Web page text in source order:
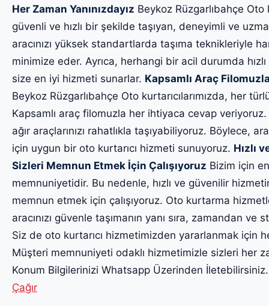
Her Zaman Yanınızdayız Beykoz Rüzgarlıbahçe Oto
güvenli ve hızlı bir şekilde taşıyan, deneyimli ve
aracınızı yüksek standartlarda taşıma teknikleriyle
minimize eder. Ayrıca, herhangi bir acil durumda
size en iyi hizmeti sunarlar. Kapsamlı Araç
Beykoz Rüzgarlıbahçe Oto kurtarıcılarımızda, her
Kapsamlı araç filomuzla her ihtiyaca cevap
ağır araçlarınızı rahatlıkla taşıyabiliyoruz. Böylece,
için uygun bir oto kurtarıcı hizmeti sunuyoruz. Hızlı
Sizleri Memnun Etmek İçin Çalışıyoruz Bizim için
memnuniyetidir. Bu nedenle, hızlı ve güvenilir
memnun etmek için çalışıyoruz. Oto kurtarma
aracınızı güvenle taşımanın yanı sıra, zamandan
Siz de oto kurtarıcı hizmetimizden yararlanmak için
Müşteri memnuniyeti odaklı hizmetimizle sizleri her
Konum Bilgilerinizi Whatsapp Üzerinden
Çağır